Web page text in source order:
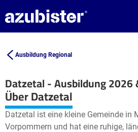
Ausbildung Regional
Datzetal - Ausbildung 2026
+
−
Leaflet
Über Datzetal
Datzetal ist eine kleine Gemeinde in
Vorpommern und hat eine ruhige,